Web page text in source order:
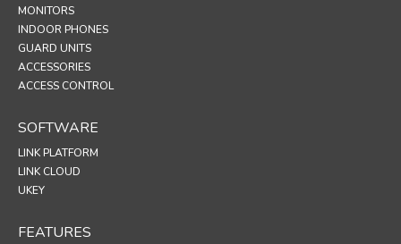
MONITORS
INDOOR PHONES
GUARD UNITS
ACCESSORIES
ACCESS CONTROL
SOFTWARE
LINK PLATFORM
LINK CLOUD
UKEY
FEATURES